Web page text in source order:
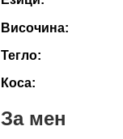
Височина:
Тегло:
Коса:
За мен